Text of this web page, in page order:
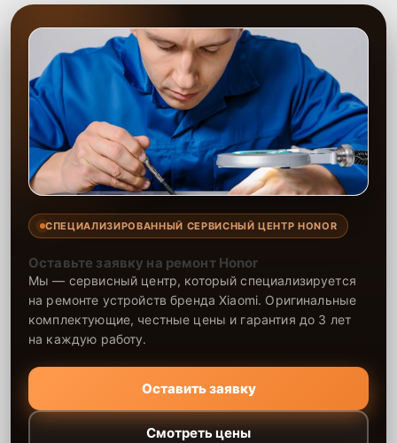
СПЕЦИАЛИЗИРОВАННЫЙ СЕРВИСНЫЙ ЦЕНТР HONOR
Оставьте заявку на ремонт Honor
Мы — сервисный центр, который специализируется
на ремонте устройств бренда Xiaomi. Оригинальные
комплектующие, честные цены и гарантия до 3 лет
на каждую работу.
Оставить заявку
Смотреть цены